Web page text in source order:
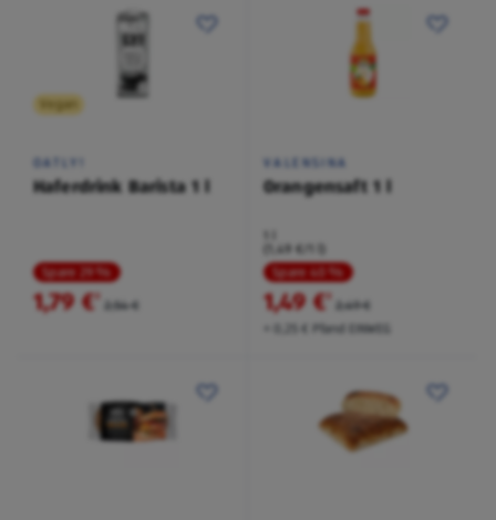
Vegan
OATLY!
Haferdrink Barista 1 l
Spare 29 %
1,79 € 2,54 €
VALENSINA
Orangensaft 1 l
(1,49 €/1 l)
Spare 40 %
1,49 €
2,49 €
+ 0,25 € Pfand EINWEG